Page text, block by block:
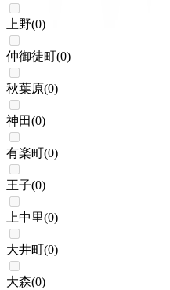
上野(0)
仲御徒町(0)
秋葉原(0)
神田(0)
有楽町(0)
王子(0)
上中里(0)
大井町(0)
大森(0)